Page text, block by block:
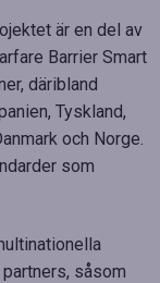
är en del av
Barrier Smart
däribland
Tyskland,
och Norge.
som
såsom